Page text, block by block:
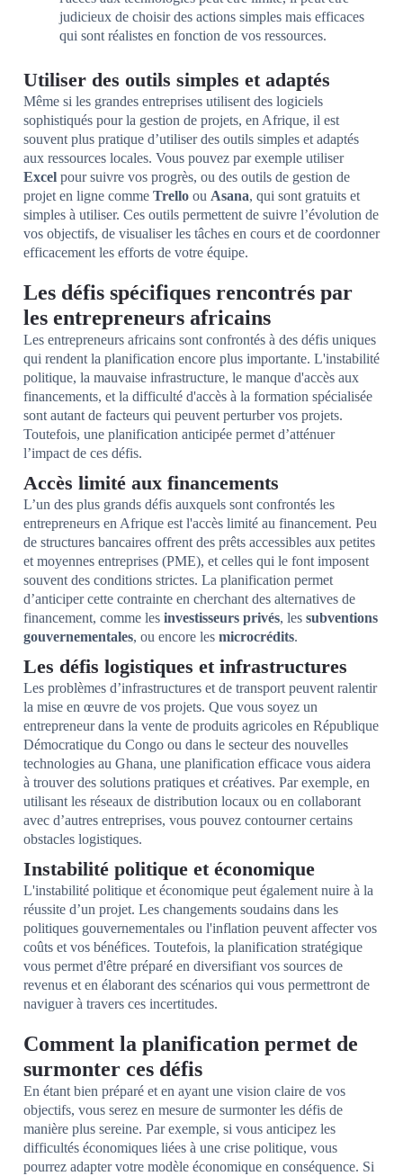
judicieux de choisir des actions simples mais efficaces
qui sont réalistes en fonction de vos ressources.
Utiliser des outils simples et adaptés
Même si les grandes entreprises utilisent des logiciels
sophistiqués pour la gestion de projets, en Afrique, il est
souvent plus pratique d’utiliser des outils simples et adaptés
aux ressources locales. Vous pouvez par exemple utiliser
Excel pour suivre vos progrès, ou des outils de gestion de
projet en ligne comme Trello ou Asana, qui sont gratuits et
simples à utiliser. Ces outils permettent de suivre l’évolution de
vos objectifs, de visualiser les tâches en cours et de coordonner
efficacement les efforts de votre équipe.
Les défis spécifiques rencontrés par
les entrepreneurs africains
Les entrepreneurs africains sont confrontés à des défis uniques
qui rendent la planification encore plus importante. L'instabilité
politique, la mauvaise infrastructure, le manque d'accès aux
financements, et la difficulté d'accès à la formation spécialisée
sont autant de facteurs qui peuvent perturber vos projets.
Toutefois, une planification anticipée permet d’atténuer
l’impact de ces défis.
Accès limité aux financements
L’un des plus grands défis auxquels sont confrontés les
entrepreneurs en Afrique est l'accès limité au financement. Peu
de structures bancaires offrent des prêts accessibles aux petites
et moyennes entreprises (PME), et celles qui le font imposent
souvent des conditions strictes. La planification permet
d’anticiper cette contrainte en cherchant des alternatives de
financement, comme les investisseurs privés, les subventions
gouvernementales, ou encore les microcrédits.
Les défis logistiques et infrastructures
Les problèmes d’infrastructures et de transport peuvent ralentir
la mise en œuvre de vos projets. Que vous soyez un
entrepreneur dans la vente de produits agricoles en République
Démocratique du Congo ou dans le secteur des nouvelles
technologies au Ghana, une planification efficace vous aidera
à trouver des solutions pratiques et créatives. Par exemple, en
utilisant les réseaux de distribution locaux ou en collaborant
avec d’autres entreprises, vous pouvez contourner certains
obstacles logistiques.
Instabilité politique et économique
L'instabilité politique et économique peut également nuire à la
réussite d’un projet. Les changements soudains dans les
politiques gouvernementales ou l'inflation peuvent affecter vos
coûts et vos bénéfices. Toutefois, la planification stratégique
vous permet d'être préparé en diversifiant vos sources de
revenus et en élaborant des scénarios qui vous permettront de
naviguer à travers ces incertitudes.
Comment la planification permet de
surmonter ces défis
En étant bien préparé et en ayant une vision claire de vos
objectifs, vous serez en mesure de surmonter les défis de
manière plus sereine. Par exemple, si vous anticipez les
difficultés économiques liées à une crise politique, vous
pourrez adapter votre modèle économique en conséquence. Si